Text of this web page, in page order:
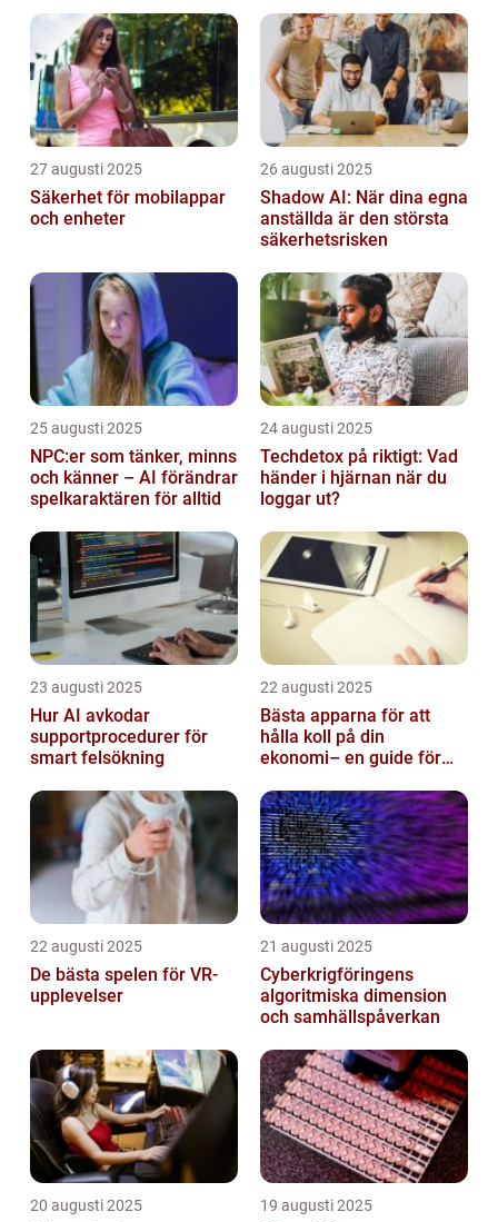
27 augusti 2025
Säkerhet för mobilappar
och enheter
26 augusti 2025
Shadow AI: När dina egna
anställda är den största
säkerhetsrisken
25 augusti 2025
NPC:er som tänker, minns
och känner – AI förändrar
spelkaraktären för alltid
24 augusti 2025
Techdetox på riktigt: Vad
händer i hjärnan när du
loggar ut?
23 augusti 2025
Hur AI avkodar
supportprocedurer för
smart felsökning
22 augusti 2025
Bästa apparna för att
hålla koll på din
ekonomi– en guide för
22 augusti 2025
De bästa spelen för VR-
upplevelser
21 augusti 2025
Cyberkrigföringens
algoritmiska dimension
och samhällspåverkan
20 augusti 2025 19 augusti 2025